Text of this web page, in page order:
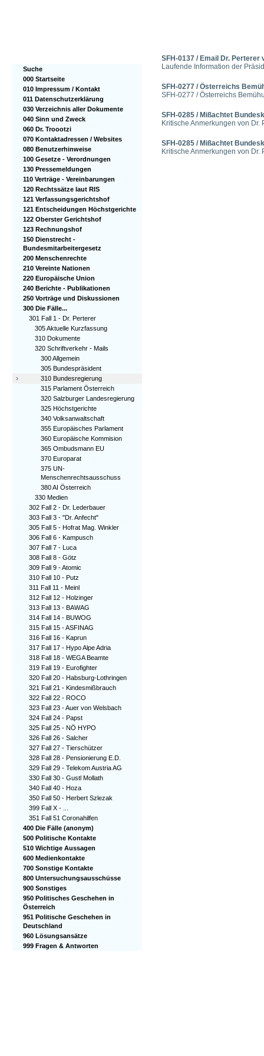
Suche
000 Startseite
010 Impressum / Kontakt
011 Datenschutzerklärung
030 Verzeichnis aller Dokumente
040 Sinn und Zweck
060 Dr. Troootzi
070 Kontaktadressen / Websites
080 Benutzerhinweise
100 Gesetze - Verordnungen
130 Pressemeldungen
110 Verträge - Vereinbarungen
120 Rechtssätze laut RIS
121 Verfassungsgerichtshof
121 Entscheidungen Höchstgerichte
122 Oberster Gerichtshof
123 Rechnungshof
150 Dienstrecht -
Bundesmitarbeitergesetz
200 Menschenrechte
210 Vereinte Nationen
220 Europäische Union
240 Berichte - Publikationen
250 Vorträge und Diskussionen
300 Die Fälle...
301 Fall 1 - Dr. Perterer
305 Aktuelle Kurzfassung
310 Dokumente
320 Schriftverkehr - Mails
300 Allgemein
305 Bundespräsident
›
310 Bundesregierung
315 Parlament Österreich
320 Salzburger Landesregierung
325 Höchstgerichte
340 Volksanwaltschaft
355 Europäisches Parlament
360 Europäische Kommision
365 Ombudsmann EU
370 Europarat
375 UN-
Menschenrechtsausschuss
380 AI Österreich
330 Medien
302 Fall 2 - Dr. Lederbauer
303 Fall 3 - "Dr. Anfecht"
305 Fall 5 - Hofrat Mag. Winkler
306 Fall 6 - Kampusch
307 Fall 7 - Luca
308 Fall 8 - Götz
309 Fall 9 - Atomic
310 Fall 10 - Putz
311 Fall 11 - Meinl
312 Fall 12 - Holzinger
313 Fall 13 - BAWAG
314 Fall 14 - BUWOG
315 Fall 15 - ASFINAG
316 Fall 16 - Kaprun
317 Fall 17 - Hypo Alpe Adria
318 Fall 18 - WEGA Beamte
319 Fall 19 - Eurofighter
320 Fall 20 - Habsburg-Lothringen
321 Fall 21 - Kindesmißbrauch
322 Fall 22 - ROCO
323 Fall 23 - Auer von Welsbach
324 Fall 24 - Papst
325 Fall 25 - NÖ HYPO
326 Fall 26 - Salcher
327 Fall 27 - Tierschützer
328 Fall 28 - Pensionierung E.D.
329 Fall 29 - Telekom Austria AG
330 Fall 30 - Gustl Mollath
340 Fall 40 - Hoza
350 Fall 50 - Herbert Szlezak
399 Fall X - ...
351 Fall 51 Coronahilfen
400 Die Fälle (anonym)
500 Politische Kontakte
510 Wichtige Aussagen
600 Medienkontakte
700 Sonstige Kontakte
800 Untersuchungsausschüsse
900 Sonstiges
950 Politisches Geschehen in
Österreich
951 Politische Geschehen in
Deutschland
960 Lösungsansätze
999 Fragen & Antworten
SFH-0137 / Email Dr.
Laufende Information der
SFH-0277 / Österreichs
SFH-0277 / Österreichs
SFH-0285 / Mißachtet
Kritische Anmerkungen von
SFH-0285 / Mißachtet
Kritische Anmerkungen von